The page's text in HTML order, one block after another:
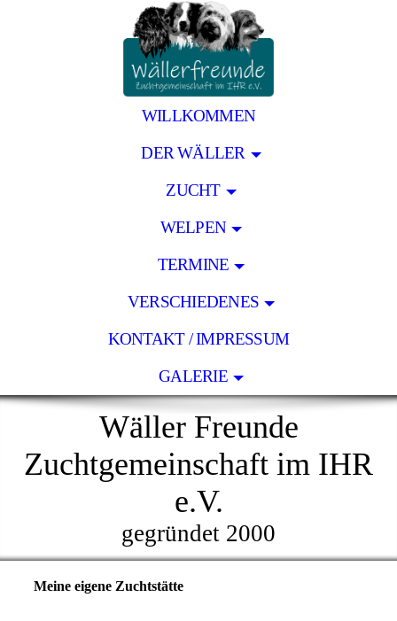
WILLKOMMEN
DER WÄLLER
ZUCHT
WELPEN
TERMINE
VERSCHIEDENES
KONTAKT / IMPRESSUM
GALERIE
Wäller Freunde
Zuchtgemeinschaft im IHR
e.V.
gegründet 2000
Meine eigene Zuchtstätte